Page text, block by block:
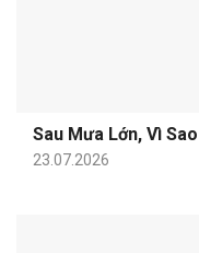
Sau Mưa Lớn, Vì
23.07.2026